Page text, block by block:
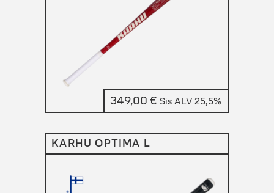
349,00 € Sis ALV 25,5%
KARHU OPTIMA L